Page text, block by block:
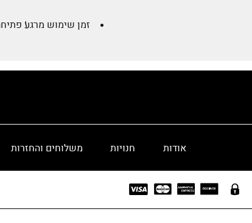
זמן שימוש מרגע
אודות חנויות משלוחים והחזרות